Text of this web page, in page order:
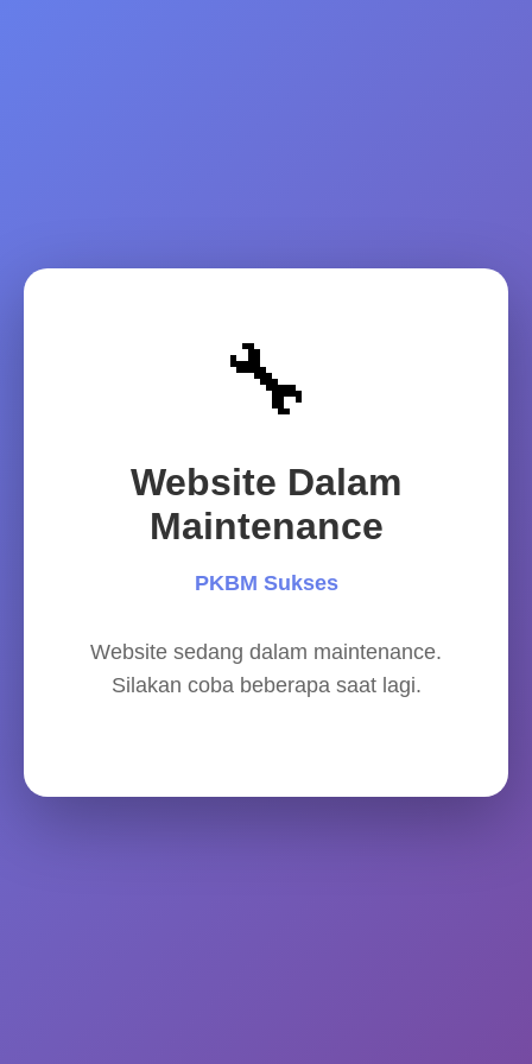
🔧
Website Dalam
Maintenance
PKBM Sukses
Website sedang dalam maintenance.
Silakan coba beberapa saat lagi.